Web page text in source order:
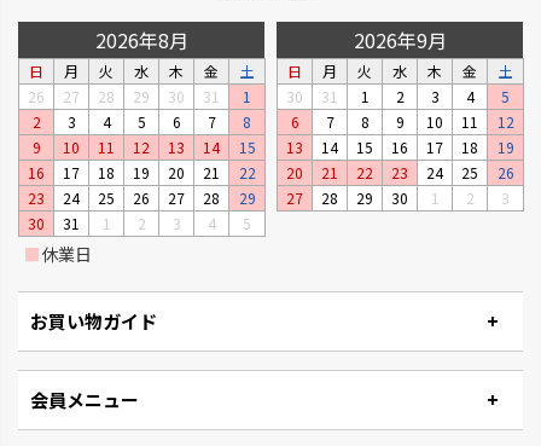
タウンプランター
軽くて丈夫な大型プランターで
ナチュリー
2026年8月
日 月 火 水 木 金
土
26
27 28 29 30 31
1
2
3 4 5 6 7
8
9
10 11 12 13 14
15
16
17 18 19 20 21
22
23
24 25 26 27 28
29
30
31 1 2 3 4 5
2026年9月
日 月 火 水 木 金
土
30
31 1 2 3 4
5
6
7 8 9 10 11
12
13
14 15 16 17 18
19
20
21 22 23 24 25
26
27
28 29 30 1 2 3
■休業日
お買い物ガイド
会員メニュー